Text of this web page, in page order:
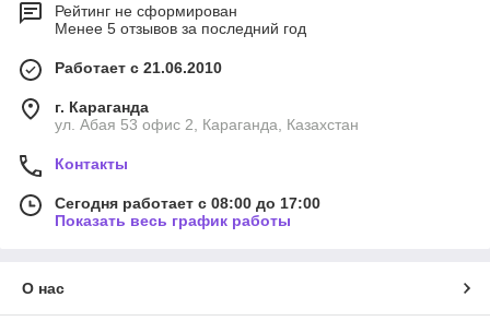
Рейтинг не сформирован
Менее 5 отзывов за последний год
Работает с 21.06.2010
г. Караганда
ул. Абая 53 офис 2, Караганда, Казахстан
Контакты
Сегодня работает с 08:00 до 17:00
Показать весь график работы
О нас